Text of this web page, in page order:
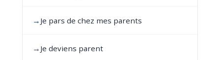
→ Je pars de chez mes parents
→ Je deviens parent